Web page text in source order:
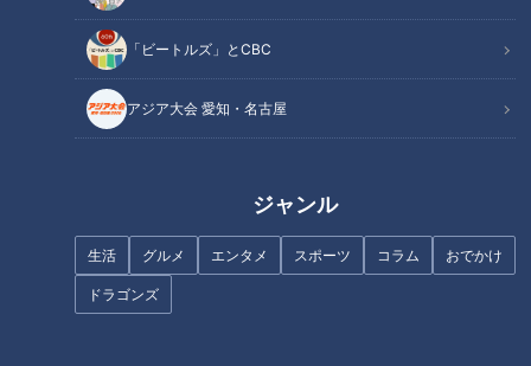
「ビートルズ」とCBC
アジア大会 愛知・名古屋
ジャンル
生活 グルメ エンタメ スポーツ コラム おでかけ
ドラゴンズ
「実はサッカーが苦手」な
ＣＢＣ松本道弥アナ、ブラ
アナ出演 なるほど
ＣＢＣ松本道弥アナ、鳥の
フンで災難！AIにまで追い
ブ）
アナののびしろ
アナ出演 せつない